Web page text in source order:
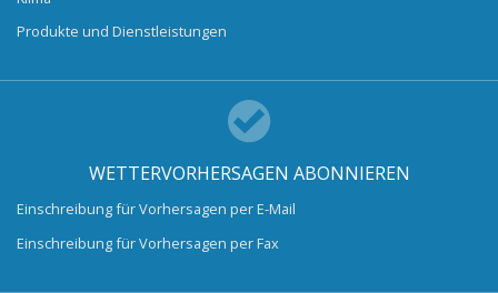
Produkte und Dienstleistungen
WETTERVORHERSAGEN ABONNIEREN
Einschreibung für Vorhersagen per E-Mail
Einschreibung für Vorhersagen per Fax